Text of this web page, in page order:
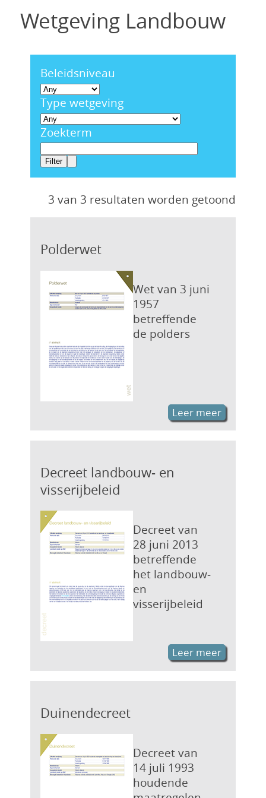
Wetgeving Landbouw
Beleidsniveau
Type wetgeving
Zoekterm
3 van 3 resultaten worden getoond
Polderwet
Wet van 3 juni
1957
betreffende
de polders
Leer meer
Decreet landbouw- en
visserijbeleid
Decreet van
28 juni 2013
betreffende
het landbouw-
en
visserijbeleid
Leer meer
Duinendecreet
Decreet van
14 juli 1993
houdende